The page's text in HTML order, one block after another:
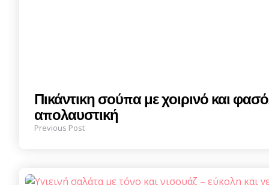
Πικάντικη σούπα με χοιρινό και
απολαυστική
Previous Post